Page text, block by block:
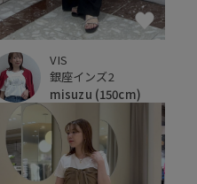
VIS
銀座インズ2
misuzu (150cm)